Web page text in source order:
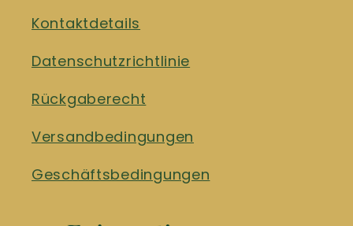
Kontaktdetails
Datenschutzrichtlinie
Rückgaberecht
Versandbedingungen
Geschäftsbedingungen